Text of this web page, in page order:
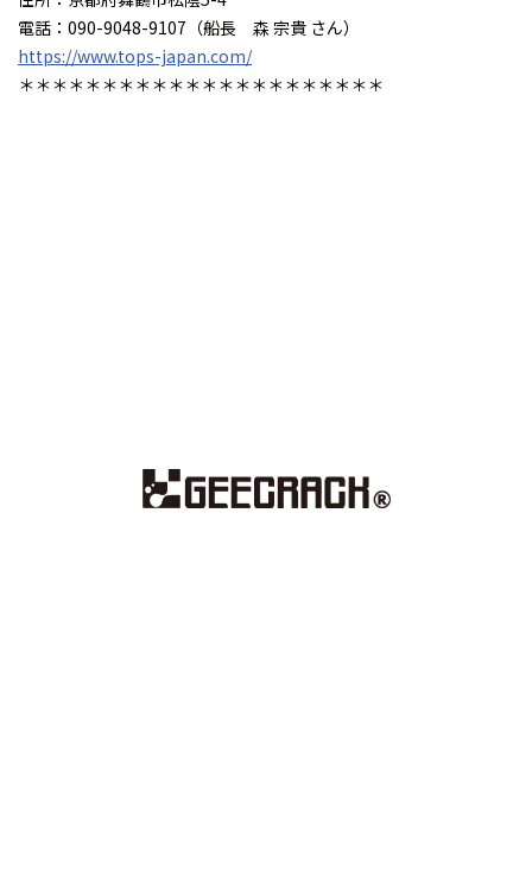
電話：090-9048-9107（船長 森 宗貴 さん）
https://www.tops-japan.com/
＊＊＊＊＊＊＊＊＊＊＊＊＊＊＊＊＊＊＊＊＊＊